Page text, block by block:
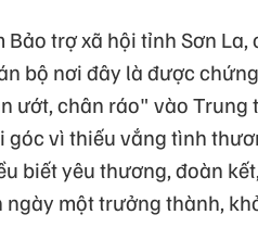
trợ xã hội tỉnh Sơn La,
bộ nơi đây là được
ướt, chân ráo" vào Trung
góc vì thiếu vắng tình
biết yêu thương, đoàn
một trưởng thành,